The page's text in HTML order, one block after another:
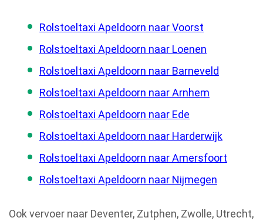
Rolstoeltaxi Apeldoorn naar Voorst
Rolstoeltaxi Apeldoorn naar Loenen
Rolstoeltaxi Apeldoorn naar Barneveld
Rolstoeltaxi Apeldoorn naar Arnhem
Rolstoeltaxi Apeldoorn naar Ede
Rolstoeltaxi Apeldoorn naar Harderwijk
Rolstoeltaxi Apeldoorn naar Amersfoort
Rolstoeltaxi Apeldoorn naar Nijmegen
Ook vervoer naar Deventer, Zutphen, Zwolle, Utrecht,